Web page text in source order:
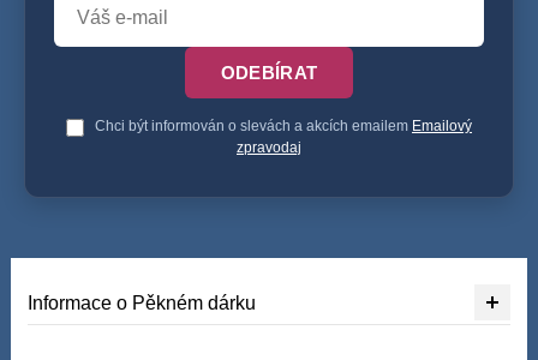
ODEBÍRAT
Chci být informován o slevách a akcích emailem Emailový
zpravodaj
Informace o Pěkném dárku